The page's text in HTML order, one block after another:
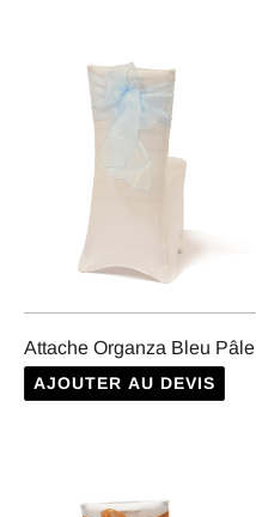
Attache Organza Bleu Pâle
AJOUTER AU DEVIS